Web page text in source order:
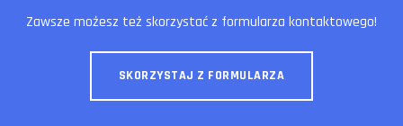
Zawsze możesz też skorzystać z formularza kontaktowego!
SKORZYSTAJ Z FORMULARZA